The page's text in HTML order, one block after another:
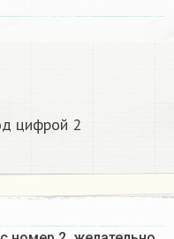
цифрой 2